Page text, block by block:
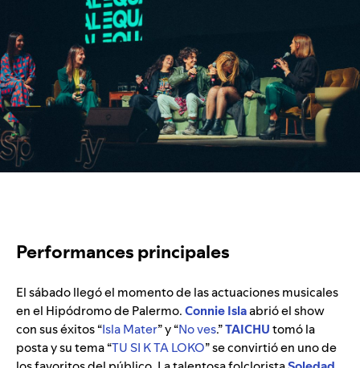
Performances principales
El sábado llegó el momento de las actuaciones musicales
en el Hipódromo de Palermo.Connie Islaabrió el show
con sus éxitos “Isla Mater” y “No ves.”TAICHUtomó la
posta y su tema “TU SI K TA LOKO” se convirtió en uno de